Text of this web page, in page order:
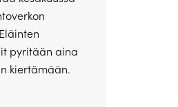
pyritään aina
kiertämään.